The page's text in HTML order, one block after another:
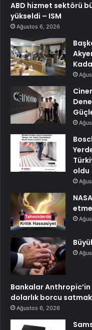
ABD hizmet sektörü
yükseldi – ISM
Ağustos 6, 2026
oldu
Bankalar
dolarlık borcu
Ağustos 6, 2026